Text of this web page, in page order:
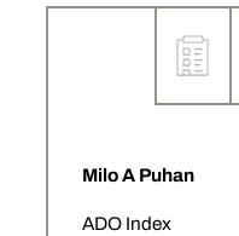
Milo A Puhan
ADO Index